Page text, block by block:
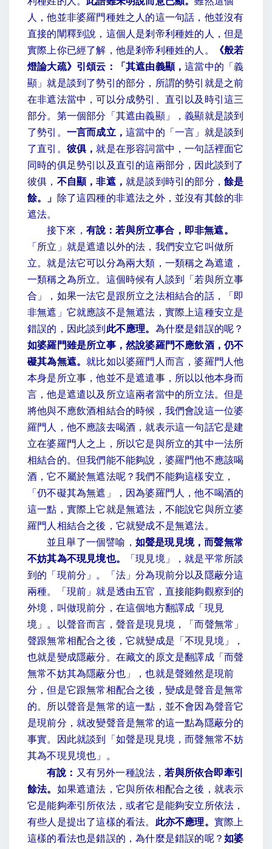
人，他並非婆羅門種姓之人的這一句話，他並沒有
直接的闡釋到說，這個人是剎帝利種姓的人，但是
實際上你已經了解，他是剎帝利種姓的人。
《般若
燈論大疏》引頌云：「其遮由義顯，這當中的「義
顯」就是談到了勢引的部分，所謂的勢引就是之前
在非遮法當中，可以分成勢引、直引以及時引這三
部分。第一個部分「其遮由義顯」，義顯就是談到
了勢引。 一言而成立，這當中的「一言」就是談到
了直引。 彼俱， 就是在形容詞當中，一句話裡面它
同時的俱足勢引以及直引的這兩部分，因此談到了
彼俱， 不自顯，非遮， 就是談到時引的部分，餘是
餘。」
除了這四種的非遮法之外，並沒有其餘的非
遮法。
接下來， 有說：若與所立事合，即非無遮。
「所立」就是遮遣以外的法，我們安立它叫做所
立。就是法它可以分為兩大類，一類稱之為遮遣，
一類稱之為所立。這個時候有人談到「若與所立事
合」，如果一法它是跟所立之法相結合的話，「即
非無遮」它就應該不是無遮法，實際上這種安立是
錯誤的，因此談到 此不應理。 為什麼是錯誤的呢？
如婆羅門雖是所立事，然說婆羅門不應飲酒，仍不
礙其為無遮。 就比如以婆羅門人而言，婆羅門人他
本身是所立事，他並不是遮遣事，所以以他本身而
言，他是遮遣以及所立這兩者當中的所立法。但是
將他與不應飲酒相結合的時候，我們會說這一位婆
羅門人，他不應該去喝酒，就表示這一句話它是建
立在婆羅門人之上，所以它是與所立的其中一法所
相結合的。但我們能不能夠說，婆羅門他不應該喝
酒，它不屬於無遮法呢？我們不能夠這樣安立，
「仍不礙其為無遮」，因為婆羅門人，他不喝酒的
這一點，實際上它就是無遮法，不能說它與所立婆
羅門人相結合之後，它就變成不是無遮法。
並且舉了一個譬喻， 如聲是現見境，而聲無常
不妨其為不現見境也。
「現見境」，就是平常所談
到的「現前分」。「法」分為現前分以及隱蔽分這
兩種。「現前」就是透由五官，直接能夠觀察到的
外境，叫做現前分，在這個地方翻譯成「現見
境」。以聲音而言，聲音是現見境，「而聲無常」
聲跟無常相配合之後，它就變成是「不現見境」，
也就是變成隱蔽分。在藏文的原文是翻譯成「而聲
無常不妨其為隱蔽分也」，也就是聲雖然是現前
分，但是它跟無常相配合之後，變成是聲音是無常
的。所以聲音是無常的這一點，並不會因為聲音它
是現前分，就改變聲音是無常的這一點為隱蔽分的
事實。因此就談到「如聲是現見境，而聲無常不妨
其為不現見境也」。
有說： 又有另外一種說法，若與所依合即牽引
餘法。 如果遮遣法，它與所依相配合之後，就表示
它是能夠牽引所依法，或者它是能夠安立所依法，
有些人是提出了這樣的看法。 此亦不應理。 實際上
這樣的看法也是錯誤的，為什麼是錯誤的呢？如婆